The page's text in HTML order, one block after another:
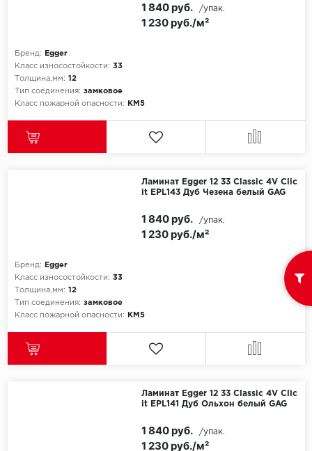
Бренд:
Egger
Класс износостойкости: 33
Толщина,мм: 12
Тип соединения: замковое
Класс пожарной опасности:
КМ5
1 230 руб./м²
1 840 руб. /упак.
Ламинат Egger 12 33 Classic 4V Clic
it EPL143 Дуб Чезена белый GAG
Бренд:
Egger
Класс износостойкости: 33
Толщина,мм: 12
Тип соединения: замковое
Класс пожарной опасности:
КМ5
1 230 руб./м²
1 840 руб. /упак.
Ламинат Egger 12 33 Classic 4V Clic
it EPL141 Дуб Ольхон белый GAG
1 230 руб./м²
1 840 руб. /упак.